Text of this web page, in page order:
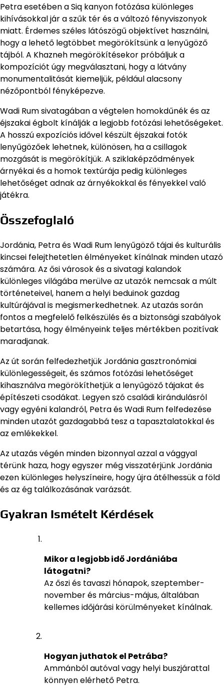
Petra esetében a Siq kanyon fotózása különleges
kihívásokkal jár a szűk tér és a változó fényviszonyok
miatt. Érdemes széles látószögű objektívet használni,
hogy a lehető legtöbbet megörökítsünk a lenyűgöző
tájból. A Khazneh megörökítésekor próbáljuk a
kompozíciót úgy megválasztani, hogy a látvány
monumentalitását kiemeljük, például alacsony
nézőpontból fényképezve.
Wadi Rum sivatagában a végtelen homokdűnék és az
éjszakai égbolt kínálják a legjobb fotózási lehetőségeket.
A hosszú expozíciós idővel készült éjszakai fotók
lenyűgözőek lehetnek, különösen, ha a csillagok
mozgását is megörökítjük. A sziklaképződmények
árnyékai és a homok textúrája pedig különleges
lehetőséget adnak az árnyékokkal és fényekkel való
játékra.
Összefoglaló
Jordánia, Petra és Wadi Rum lenyűgöző tájai és kulturális
kincsei felejthetetlen élményeket kínálnak minden utazó
számára. Az ősi városok és a sivatagi kalandok
különleges világába merülve az utazók nemcsak a múlt
történeteivel, hanem a helyi beduinok gazdag
kultúrájával is megismerkedhetnek. Az utazás során
fontos a megfelelő felkészülés és a biztonsági szabályok
betartása, hogy élményeink teljes mértékben pozitívak
maradjanak.
Az út során felfedezhetjük Jordánia gasztronómiai
különlegességeit, és számos fotózási lehetőséget
kihasználva megörökíthetjük a lenyűgöző tájakat és
építészeti csodákat. Legyen szó családi kirándulásról
vagy egyéni kalandról, Petra és Wadi Rum felfedezése
minden utazót gazdagabbá tesz a tapasztalatokkal és
az emlékekkel.
Az utazás végén minden bizonnyal azzal a vággyal
térünk haza, hogy egyszer még visszatérjünk Jordánia
ezen különleges helyszíneire, hogy újra átélhessük a föld
és az ég találkozásának varázsát.
Gyakran Ismételt Kérdések
Mikor a legjobb idő Jordániába
látogatni?
Az őszi és tavaszi hónapok, szeptember-
november és március-május, általában
kellemes időjárási körülményeket kínálnak.
Hogyan juthatok el Petrába?
Ammánból autóval vagy helyi buszjárattal
könnyen elérhető Petra.